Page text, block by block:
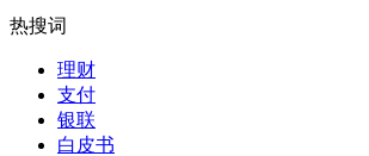
热搜词
理财
支付
银联
白皮书